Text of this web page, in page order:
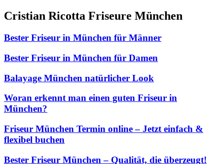
Cristian Ricotta Friseure München
Bester Friseur in München für Männer
Bester Friseur in München für Damen
Balayage München natürlicher Look
Woran erkennt man einen guten Friseur in
München?
Friseur München Termin online – Jetzt einfach &
flexibel buchen
Bester Friseur München – Qualität, die überzeugt!